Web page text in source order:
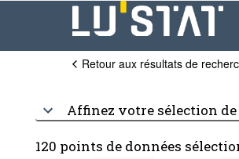
Retour aux résultats de
Affinez votre sélection de
120 points de données